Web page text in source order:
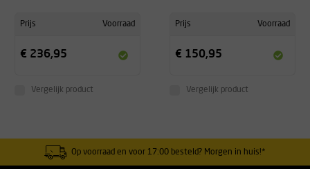
Prijs Voorraad
€ 236,95
Vergelijk product
Prijs Voorraad
€ 150,95
Vergelijk product
Op voorraad en voor 17:00 besteld? Morgen in huis!*